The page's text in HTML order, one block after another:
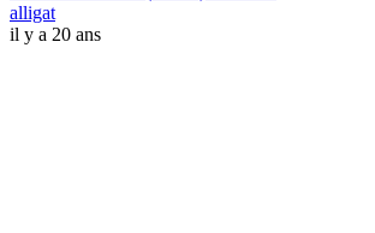
alligat
il y a 20 ans